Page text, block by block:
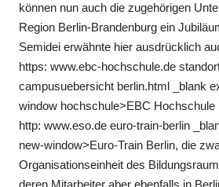
können nun auch die zugehörigen
Region Berlin-Brandenburg ein
Semidei erwähnte hier ausdrücklich
https: www.ebc-hochschule.de
campusuebersicht berlin.html _blank
window hochschule>EBC Hochschule
http: www.eso.de euro-train-berlin
new-window>Euro-Train Berlin, die
Organisationseinheit des